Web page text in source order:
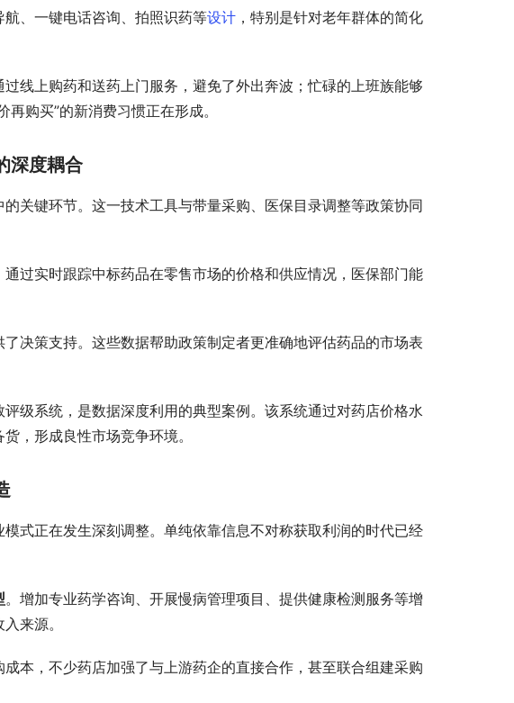
、一键电话咨询、拍照识药等设计 ，特别是针对老年群体的简化
线上购药和送药上门服务，避免了外出奔波；忙碌的上班族能够
购买”的新消费习惯正在形成。
深度耦合
关键环节。这一技术工具与带量采购、医保目录调整等政策协同
过实时跟踪中标药品在零售市场的价格和供应情况，医保部门能
决策支持。这些数据帮助政策制定者更准确地评估药品的市场表
级系统，是数据深度利用的典型案例。该系统通过对药店价格水
，形成良性市场竞争环境。
式正在发生深刻调整。单纯依靠信息不对称获取利润的时代已经
。增加专业药学咨询、开展慢病管理项目、提供健康检测服务等增
来源。
本，不少药店加强了与上游药企的直接合作，甚至联合组建采购